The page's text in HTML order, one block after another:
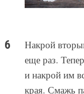
Накрой
еще раз.
и накрой им
края. Смажь